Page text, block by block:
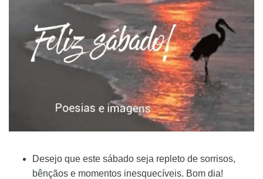
Desejo que este sábado seja repleto de sorrisos,
bênçãos e momentos inesquecíveis. Bom dia!